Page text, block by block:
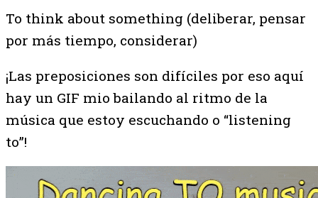
To think about something (deliberar, pensar
por más tiempo, considerar)
¡Las preposiciones son difíciles por eso aquí
hay un GIF mio bailando al ritmo de la
música que estoy escuchando o “listening
to”!